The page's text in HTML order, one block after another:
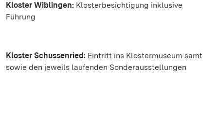
Kloster Wiblingen: Klosterbesichtigung inklusive
Führung
Kloster Schussenried: Eintritt ins Klostermuseum samt
sowie den jeweils laufenden Sonderausstellungen